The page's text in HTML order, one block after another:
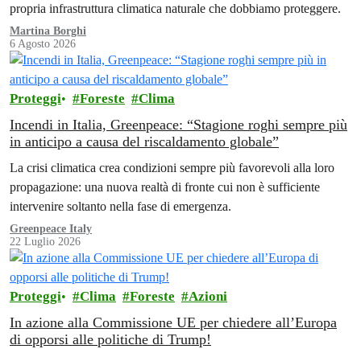
propria infrastruttura climatica naturale che dobbiamo proteggere.
Martina Borghi
6 Agosto 2026
Proteggi Foreste Clima
Incendi in Italia, Greenpeace: “Stagione roghi sempre più
in anticipo a causa del riscaldamento globale”
La crisi climatica crea condizioni sempre più favorevoli alla loro
propagazione: una nuova realtà di fronte cui non è sufficiente
intervenire soltanto nella fase di emergenza.
Greenpeace Italy
22 Luglio 2026
Proteggi Clima Foreste Azioni
In azione alla Commissione UE per chiedere all’Europa
di opporsi alle politiche di Trump!